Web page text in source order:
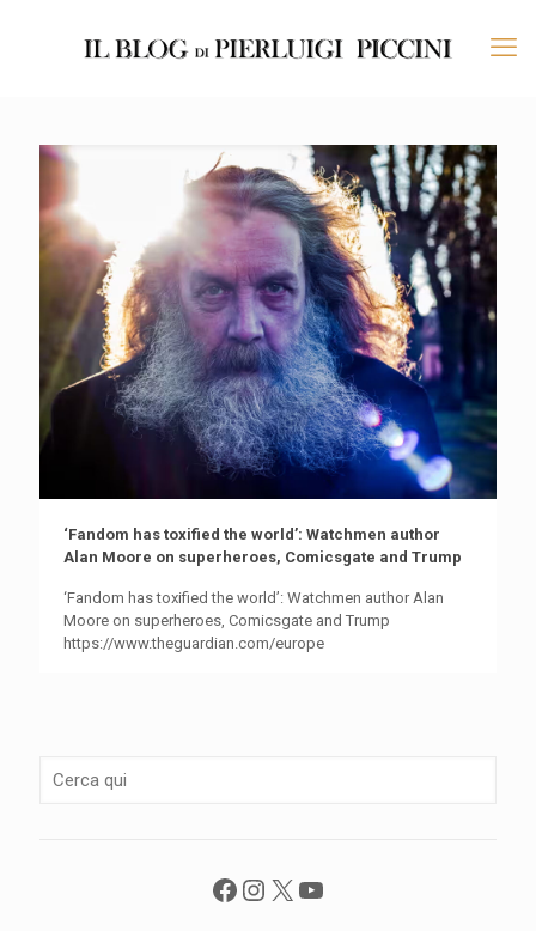
‘Fandom has toxified the world’: Watchmen author
Alan Moore on superheroes, Comicsgate and Trump
‘Fandom has toxified the world’: Watchmen author Alan
Moore on superheroes, Comicsgate and Trump
https://www.theguardian.com/europe
Facebook
Instagram
X YouTube